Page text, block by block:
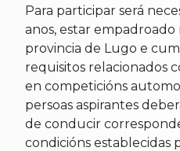
Para participar será
anos, estar
provincia de Lugo e
requisitos relacionados
en competicións
persoas aspirantes
de conducir
condicións establecidas